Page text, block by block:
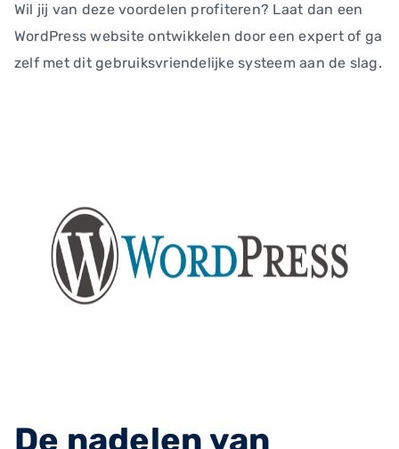
Wil jij van deze voordelen profiteren? Laat dan een
WordPress website ontwikkelen door een expert of ga
zelf met dit gebruiksvriendelijke systeem aan de slag.
De nadelen van